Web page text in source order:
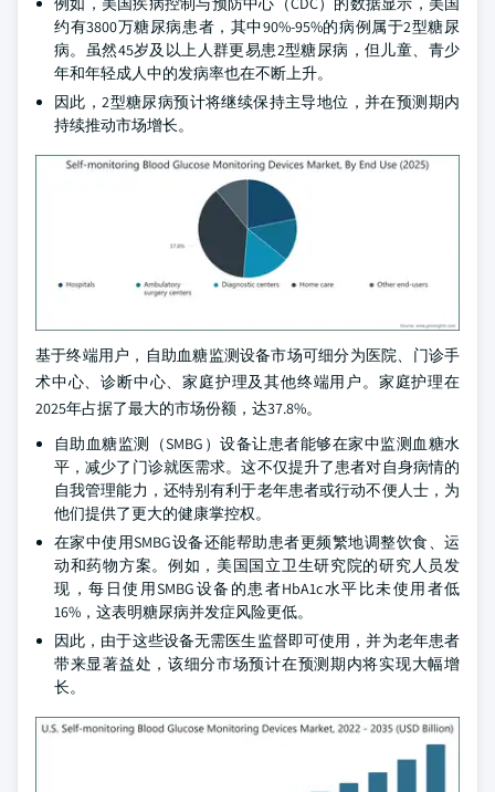
约有3800万糖尿病患者，其中90%-95%的病例属于2型糖尿
病。虽然45岁及以上人群更易患2型糖尿病，但儿童、青少
年和年轻成人中的发病率也在不断上升。
因此，2型糖尿病预计将继续保持主导地位，并在预测期内
持续推动市场增长。
基于终端用户，自助血糖监测设备市场可细分为医院、门诊手
术中心、诊断中心、家庭护理及其他终端用户。家庭护理在
2025年占据了最大的市场份额，达37.8%。
自助血糖监测（SMBG）设备让患者能够在家中监测血糖水
平，减少了门诊就医需求。这不仅提升了患者对自身病情的
自我管理能力，还特别有利于老年患者或行动不便人士，为
他们提供了更大的健康掌控权。
在家中使用SMBG设备还能帮助患者更频繁地调整饮食、运
动和药物方案。例如，美国国立卫生研究院的研究人员发
现，每日使用SMBG设备的患者HbA1c水平比未使用者低
16%，这表明糖尿病并发症风险更低。
因此，由于这些设备无需医生监督即可使用，并为老年患者
带来显著益处，该细分市场预计在预测期内将实现大幅增
长。